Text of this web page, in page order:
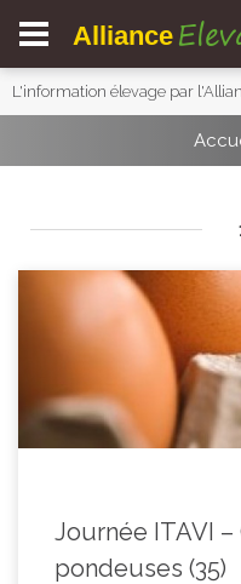
Alliance
L'information élevage par
Journée ITAVI
pondeuses (35)